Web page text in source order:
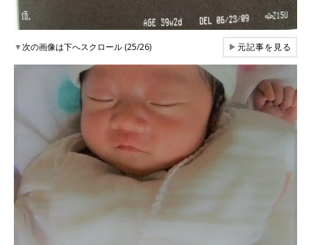
▼次の画像は下へスクロール (25/26) ▶元記事を見る